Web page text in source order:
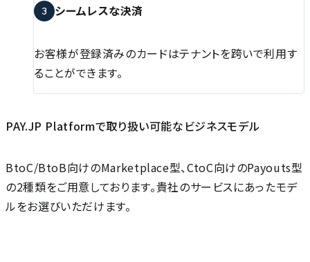
3 シームレスな決済
お客様が登録済みのカードはテナントを跨いで利用す
ることができます。
PAY.JP Platformで取り扱い可能なビジネスモデル
BtoC/BtoB向けのMarketplace型、CtoC向けのPayouts型
の2種類をご用意しております。貴社のサービスにあったモデ
ルをお選びいただけます。